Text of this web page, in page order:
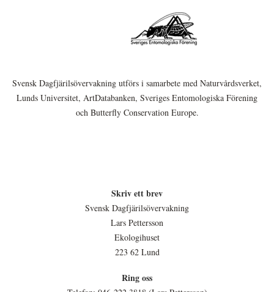
Svensk Dagfjärilsövervakning utförs i samarbete med Naturvårdsverket,
Lunds Universitet, ArtDatabanken, Sveriges Entomologiska Förening
och Butterfly Conservation Europe.
Skriv ett brev
Svensk Dagfjärilsövervakning
Lars Pettersson
Ekologihuset
223 62 Lund
Ring oss